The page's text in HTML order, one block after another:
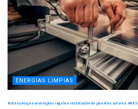
ENERGÍAS LIMPIAS
Necesario que municipios regulen instalación de paneles solares: ANES